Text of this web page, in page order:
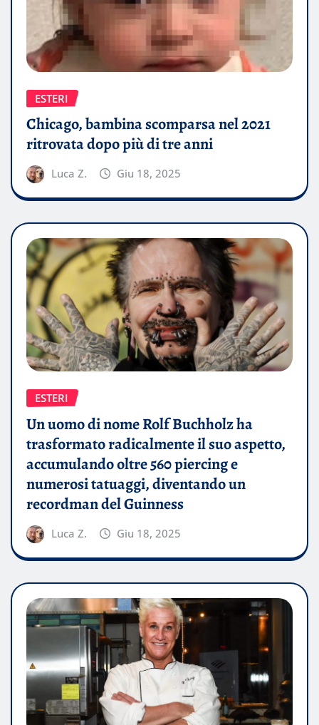
ESTERI
Chicago, bambina scomparsa nel 2021
ritrovata dopo più di tre anni
Luca Z. Giu 18, 2025
ESTERI
Un uomo di nome Rolf Buchholz ha
trasformato radicalmente il suo aspetto,
accumulando oltre 560 piercing e
numerosi tatuaggi, diventando un
recordman del Guinness
Luca Z. Giu 18, 2025